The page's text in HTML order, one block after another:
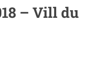
– Vill du